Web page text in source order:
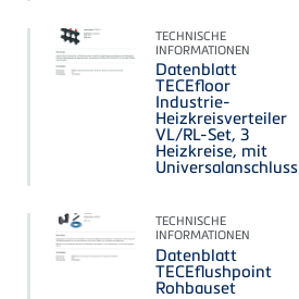
TECHNISCHE
INFORMATIONEN
Datenblatt
TECEfloor
Industrie-
Heizkreisverteiler
VL/RL-Set, 3
Heizkreise, mit
Universalanschluss
TECHNISCHE
INFORMATIONEN
Datenblatt
TECEflushpoint
Rohbauset